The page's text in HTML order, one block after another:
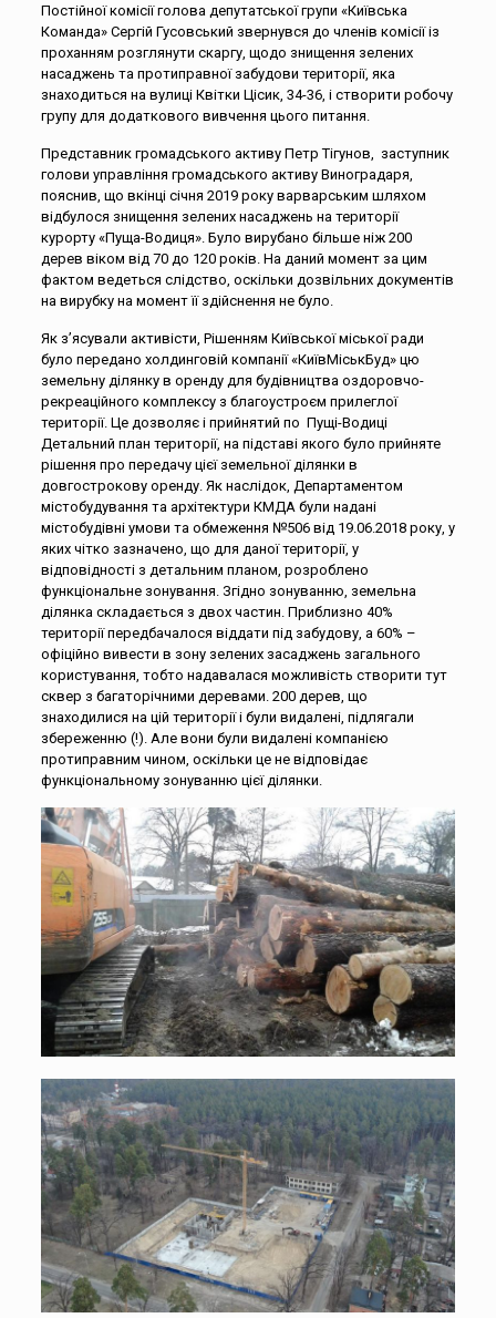
Постійної комісії голова депутатської групи «Київська
Команда» Сергій Гусовський звернувся до членів комісії із
проханням розглянути скаргу, щодо знищення зелених
насаджень та протиправної забудови території, яка
знаходиться на вулиці Квітки Цісик, 34-36, і створити робочу
групу для додаткового вивчення цього питання.
Представник громадського активу Петр Тігунов, заступник
голови управління громадського активу Виноградаря,
пояснив, що вкінці січня 2019 року варварським шляхом
відбулося знищення зелених насаджень на території
курорту «Пуща-Водиця». Було вирубано більше ніж 200
дерев віком від 70 до 120 років. На даний момент за цим
фактом ведеться слідство, оскільки дозвільних документів
на вирубку на момент її здійснення не було.
Як з’ясували активісти, Рішенням Київської міської ради
було передано холдинговій компанії «КиївМіськБуд» цю
земельну ділянку в оренду для будівництва оздоровчо-
рекреаційного комплексу з благоустроєм прилеглої
території. Це дозволяє і прийнятий по Пущі-Водиці
Детальний план території, на підставі якого було прийняте
рішення про передачу цієї земельної ділянки в
довгострокову оренду. Як наслідок, Департаментом
містобудування та архітектури КМДА були надані
містобудівні умови та обмеження №506 від 19.06.2018 року, у
яких чітко зазначено, що для даної території, у
відповідності з детальним планом, розроблено
функціональне зонування. Згідно зонуванню, земельна
ділянка складається з двох частин. Приблизно 40%
території передбачалося віддати під забудову, а 60% –
офіційно вивести в зону зелених засаджень загального
користування, тобто надавалася можливість створити тут
сквер з багаторічними деревами. 200 дерев, що
знаходилися на цій території і були видалені, підлягали
збереженню (!). Але вони були видалені компанією
протиправним чином, оскільки це не відповідає
функціональному зонуванню цієї ділянки.